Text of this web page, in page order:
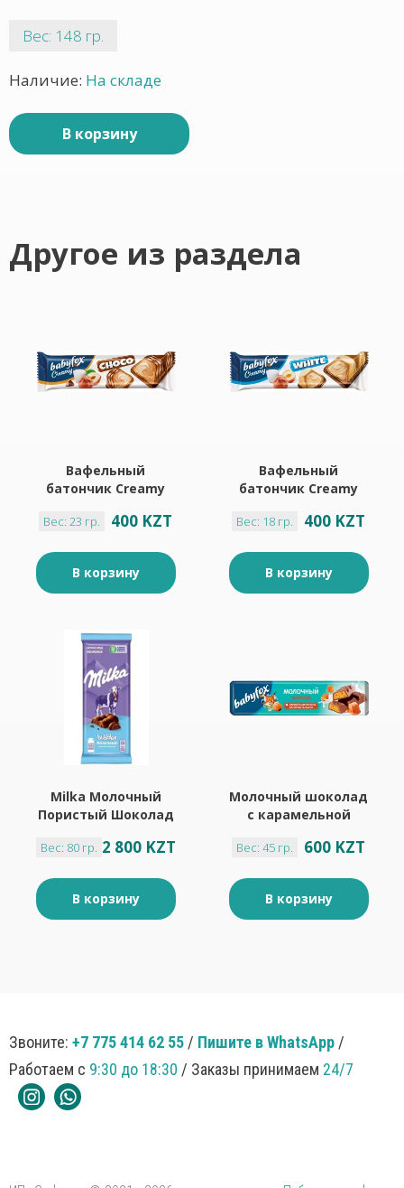
Вес: 148 гр.
Наличие: На складе
В корзину
Другое из раздела
Вафельный
батончик Creamy
Вес: 23 гр. 400 KZT
В корзину
Вафельный
батончик Creamy
18,2 г
Вес: 18 гр. 400 KZT
В корзину
Milka Молочный
Пористый Шоколад
Вес: 80 гр. 2 800 KZT
В корзину
Молочный шоколад
с карамельной
карамелью
Вес: 45 гр. 600 KZT
В корзину
Звоните: +7 775 414 62 55 / Пишите в WhatsApp /
Работаем с 9:30 до 18:30 / Заказы принимаем 24/7